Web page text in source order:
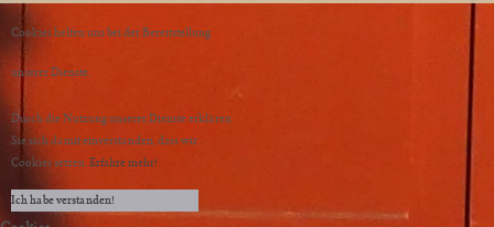
Cookies helfen uns bei der Bereitstellung
unserer Dienste.
Durch die Nutzung unserer Dienste erklären
Sie sich damit einverstanden, dass wir
Cookies setzen.Erfahre mehr!
Ich habe verstanden!